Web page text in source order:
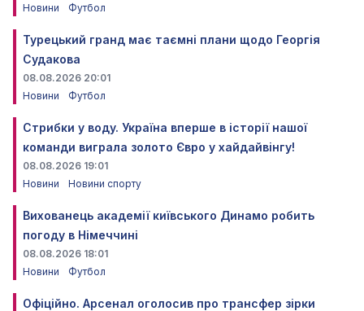
Новини
Футбол
Турецький гранд має таємні плани щодо Георгія
Судакова
08.08.2026 20:01
Новини
Футбол
Стрибки у воду. Україна вперше в історії нашої
команди виграла золото Євро у хайдайвінгу!
08.08.2026 19:01
Новини
Новини спорту
Вихованець академії київського Динамо робить
погоду в Німеччині
08.08.2026 18:01
Новини
Футбол
Офіційно. Арсенал оголосив про трансфер зірки